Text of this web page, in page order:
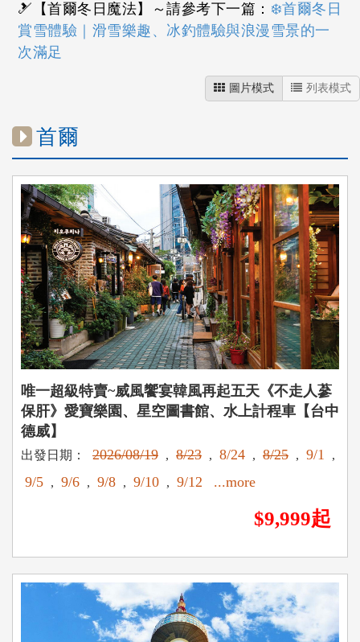
🎿【首爾冬日魔法】～請參考下一篇： ❄️首爾冬日
賞雪體驗｜滑雪樂趣、冰釣體驗與浪漫雪景的一
次滿足
圖片模式 列表模式
首爾
唯一超級特賣~威風饗宴韓風再起五天《不走人蔘
保肝》愛寶樂園、星空圖書館、水上計程車【台中
德威】
出發日期： 2026/08/19 , 8/23 , 8/24 , 8/25 , 9/1 ,
9/5 , 9/6 , 9/8 , 9/10 , 9/12 ...more
$9,999起